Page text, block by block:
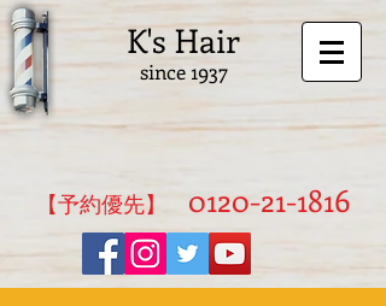
K's Hair
since 1937
​【予約優先】 0120-21-1816